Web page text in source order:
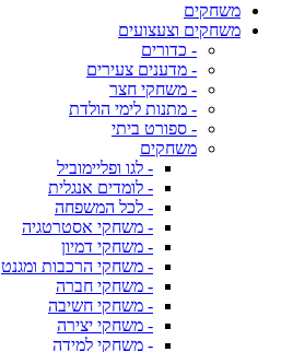
משחקים
משחקים וצעצועים
- כדורים
- מדענים צעירים
- משחקי חצר
- מתנות לימי הולדת
- ספורט ביתי
משחקים
- לגו ופליימוביל
- לומדים אנגלית
- לכל המשפחה
- משחקי אסטרטגיה
- משחקי דמיון
- משחקי הרכבות ומגנט
- משחקי חברה
- משחקי חשיבה
- משחקי יצירה
- משחקי למידה